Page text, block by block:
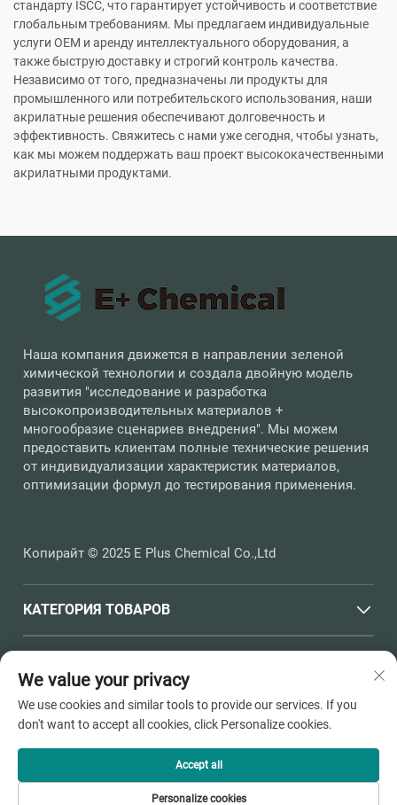
стандарту ISCC, что гарантирует устойчивость и соответствие
глобальным требованиям. Мы предлагаем индивидуальные
услуги OEM и аренду интеллектуального оборудования, а
также быструю доставку и строгий контроль качества.
Независимо от того, предназначены ли продукты для
промышленного или потребительского использования, наши
акрилатные решения обеспечивают долговечность и
эффективность. Свяжитесь с нами уже сегодня, чтобы узнать,
как мы можем поддержать ваш проект высококачественными
акрилатными продуктами.
Наша компания движется в направлении зеленой
химической технологии и создала двойную модель
развития "исследование и разработка
высокопроизводительных материалов +
многообразие сценариев внедрения". Мы можем
предоставить клиентам полные технические решения
от индивидуализации характеристик материалов,
оптимизации формул до тестирования применения.
Копирайт © 2025 E Plus Chemical Co.,Ltd
КАТЕГОРИЯ ТОВАРОВ
КОНТАКТНАЯ ИНФОРМАЦИЯ
Office add : Улица Хайчен, №398, город Душанган, город
Пинху, город Цзясин, провинция Чжэцзян
Электронная почта:[email protected]
We value your privacy
We use cookies and similar tools to provide our services. If you
don't want to accept all cookies, click Personalize cookies.
Personalize cookies
Accept all